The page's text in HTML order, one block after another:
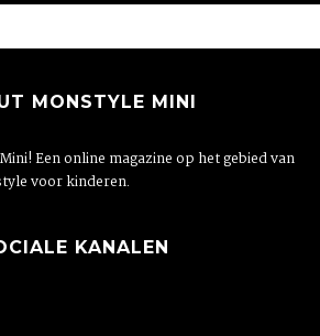
MONSTYLE MINI
Een online magazine op het gebied van
voor kinderen.
KANALEN